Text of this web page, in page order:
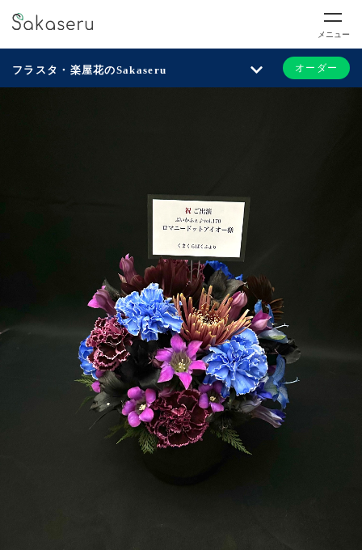
メニュー
フラスタ・楽屋花のSakaseru オーダー